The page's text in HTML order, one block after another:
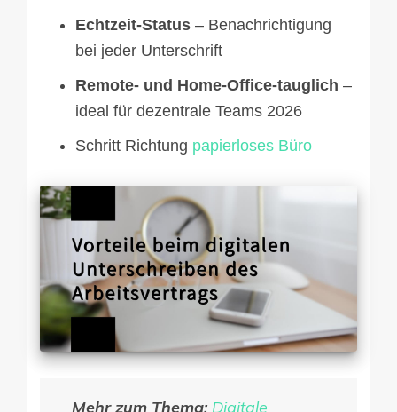
Echtzeit-Status – Benachrichtigung
bei jeder Unterschrift
Remote- und Home-Office-tauglich –
ideal für dezentrale Teams 2026
Schritt Richtung papierloses Büro
Mehr zum Thema: Digitale